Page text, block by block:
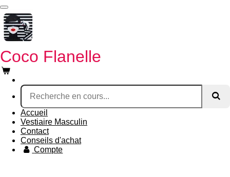
Passer
au
contenu
principal
Coco Flanelle
Accueil
Vestiaire Masculin
Contact
Conseils d'achat
Compte